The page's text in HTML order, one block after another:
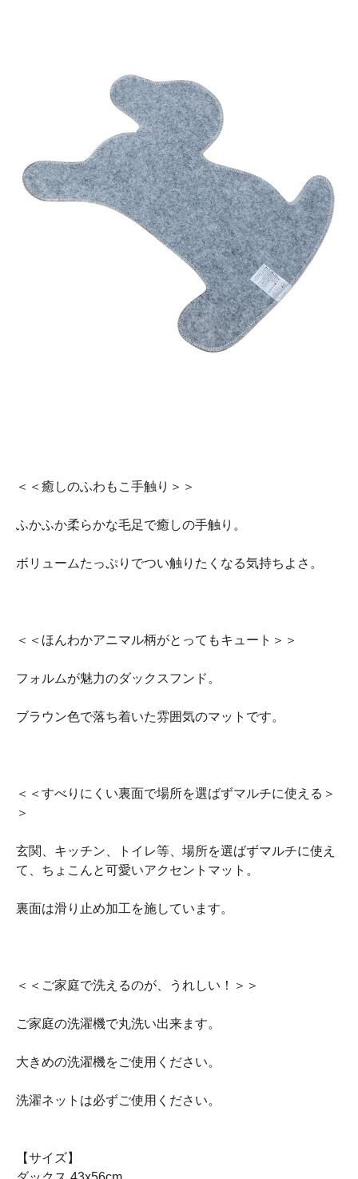
＜＜癒しのふわもこ手触り＞＞
ふかふか柔らかな毛足で癒しの手触り。
ボリュームたっぷりでつい触りたくなる気持ちよさ。
＜＜ほんわかアニマル柄がとってもキュート＞＞
フォルムが魅力のダックスフンド。
ブラウン色で落ち着いた雰囲気のマットです。
＜＜すべりにくい裏面で場所を選ばずマルチに使える＞
＞
玄関、キッチン、トイレ等、場所を選ばずマルチに使え
て、ちょこんと可愛いアクセントマット。
裏面は滑り止め加工を施しています。
＜＜ご家庭で洗えるのが、うれしい！＞＞
ご家庭の洗濯機で丸洗い出来ます。
大きめの洗濯機をご使用ください。
洗濯ネットは必ずご使用ください。
【サイズ】